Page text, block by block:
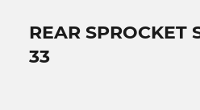
REAR SPROCKET
33